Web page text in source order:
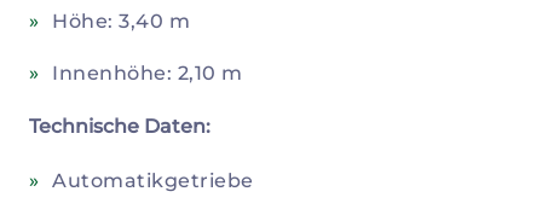
Höhe: 3,40 m
Innenhöhe: 2,10 m
Technische Daten:
Automatikgetriebe